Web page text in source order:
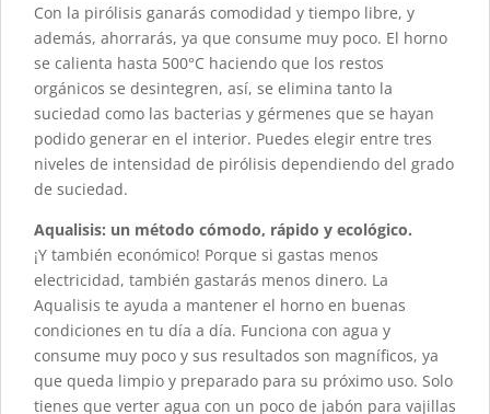
Con la pirólisis ganarás comodidad y tiempo libre, y
además, ahorrarás, ya que consume muy poco. El horno
se calienta hasta 500°C haciendo que los restos
orgánicos se desintegren, así, se elimina tanto la
suciedad como las bacterias y gérmenes que se hayan
podido generar en el interior. Puedes elegir entre tres
niveles de intensidad de pirólisis dependiendo del grado
de suciedad.
Aqualisis: un método cómodo, rápido y ecológico.
¡Y también económico! Porque si gastas menos
electricidad, también gastarás menos dinero. La
Aqualisis te ayuda a mantener el horno en buenas
condiciones en tu día a día. Funciona con agua y
consume muy poco y sus resultados son magníficos, ya
que queda limpio y preparado para su próximo uso. Solo
tienes que verter agua con un poco de jabón para vajillas